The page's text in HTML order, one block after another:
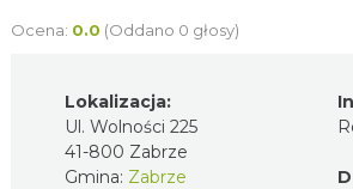
Ocena: 0.0 (Oddano 0 głosy)
Lokalizacja:
Ul. Wolności 225
41-800 Zabrze
Gmina: Zabrze